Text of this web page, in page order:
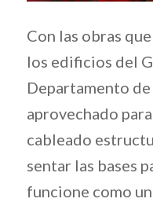
Con las obras
los edificios del
Departamento de
aprovechado
cableado
sentar las bases
funcione como